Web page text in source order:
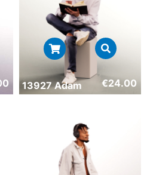
13927 Adam €24.00